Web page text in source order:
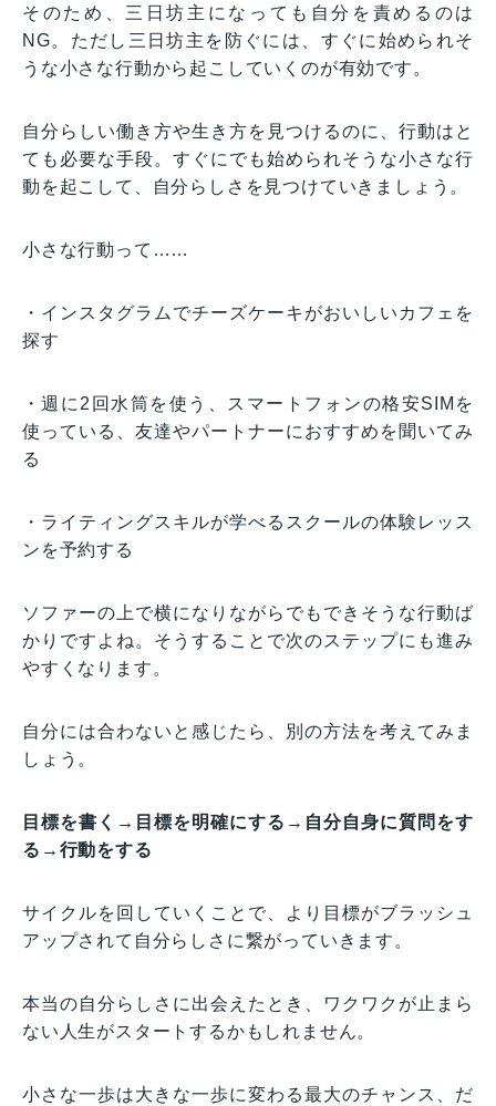
そのため、三日坊主になっても自分を責めるのは
NG。ただし三日坊主を防ぐには、すぐに始められそ
うな小さな行動から起こしていくのが有効です。
自分らしい働き方や生き方を見つけるのに、行動はと
ても必要な手段。すぐにでも始められそうな小さな行
動を起こして、自分らしさを見つけていきましょう。
小さな行動って……
・インスタグラムでチーズケーキがおいしいカフェを
探す
・週に2回水筒を使う、スマートフォンの格安SIMを
使っている、友達やパートナーにおすすめを聞いてみ
る
・ライティングスキルが学べるスクールの体験レッス
ンを予約する
ソファーの上で横になりながらでもできそうな行動ば
かりですよね。そうすることで次のステップにも進み
やすくなります。
自分には合わないと感じたら、別の方法を考えてみま
しょう。
目標を書く→目標を明確にする→自分自身に質問をす
る→行動をする
サイクルを回していくことで、より目標がブラッシュ
アップされて自分らしさに繋がっていきます。
本当の自分らしさに出会えたとき、ワクワクが止まら
ない人生がスタートするかもしれません。
小さな一歩は大きな一歩に変わる最大のチャンス、だ